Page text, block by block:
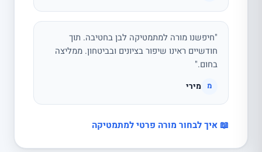
"חיפשנו מורה למתמטיקה לבן בחטיבה. תוך
חודשיים ראינו שיפור בציונים ובביטחון. ממליצה
בחום."
מ מירי
📖 איך לבחור מורה פרטי למתמטיקה